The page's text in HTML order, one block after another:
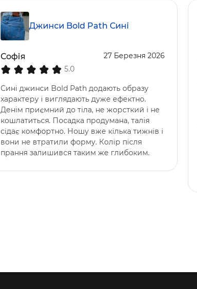
Джинси Bold Path Сині
Софія
5.0
27 Березня 2026
Сині джинси Bold Path додають образу
характеру і виглядають дуже ефектно.
Денім приємний до тіла, не жорсткий і не
кошлатиться. Посадка продумана, талія
сідає комфортно. Ношу вже кілька тижнів і
вони не втратили форму. Колір після
прання залишився таким же глибоким.